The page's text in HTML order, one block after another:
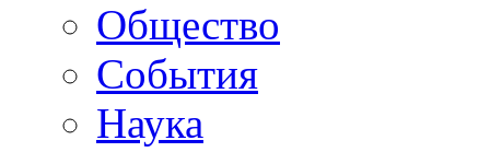
Общество
События
Наука